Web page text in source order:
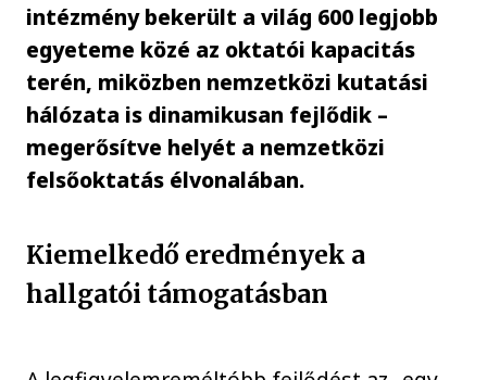
intézmény bekerült a világ 600 legjobb
egyeteme közé az oktatói kapacitás
terén, miközben nemzetközi kutatási
hálózata is dinamikusan fejlődik –
megerősítve helyét a nemzetközi
felsőoktatás élvonalában.
Kiemelkedő eredmények a
hallgatói támogatásban